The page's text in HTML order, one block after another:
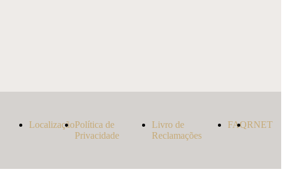
LocalizaçãoPolítica de
Privacidade
Livro de
Reclamações
FAQRNET